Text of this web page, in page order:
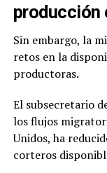
producción
Sin embargo, la
retos en la
productoras.
El subsecretario
los flujos
Unidos, ha
corteros